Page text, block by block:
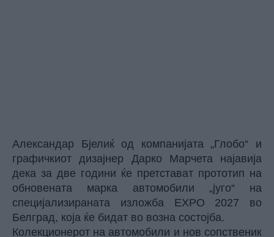
Александар Бјелиќ од компанијата „Глобо“ и
графичкиот дизајнер Дарко Марчета најавија
дека за две години ќе претстават прототип на
обновената марка автомобили „југо“ на
специјализираната изложба EXPO 2027 во
Белград, која ќе бидат во возна состојба.
Колекционерот на автомобили и нов сопственик